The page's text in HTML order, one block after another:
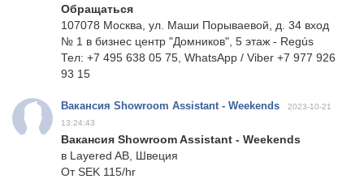
Обращаться
107078 Москва, ул. Маши Порываевой, д. 34 вход
№ 1 в бизнес центр "Домников", 5 этаж - Regús
Тел: +7 495 638 05 75, WhatsApp / Viber +7 977 926
93 15
Вакансия Showroom Assistant - Weekends
2023-10-21
13:24:43
Вакансия Showroom Assistant - Weekends
в Layered AB, Швеция
От SEK 115/hr